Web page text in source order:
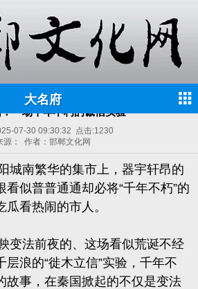
大名府
一场千年不朽的诚信实验
07-30 09:30:32 点击:1230
源： 作者：邯郸文化网
南繁华的集市上， 器宇轩昂的
看似普普通通却必将“千年不朽”的
看热闹的市人。
变法前夜的、这场看似荒诞不经
层浪的“徙木立信”实验，千年不
故事，在秦国掀起的不仅是变法